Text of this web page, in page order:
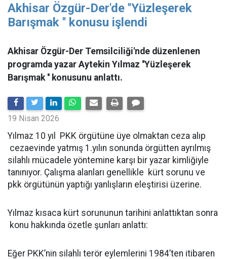
Akhisar Özgür-Der'de ''Yüzleşerek
Barışmak '' konusu işlendi
Akhisar Özgür-Der Temsilciliği'nde düzenlenen
programda yazar Aytekin Yılmaz ''Yüzleşerek
Barışmak '' konusunu anlattı.
19 Nisan 2026
Yılmaz 10 yıl PKK örgütüne üye olmaktan ceza alıp
cezaevinde yatmış 1.yılın sonunda örgütten ayrılmış
silahlı mücadele yöntemine karşı bir yazar kimliğiyle
tanınıyor. Çalışma alanları genellikle kürt sorunu ve
pkk örgütünün yaptığı yanlışların eleştirisi üzerine.
Yılmaz kısaca kürt sorununun tarihini anlattıktan sonra
konu hakkında özetle şunları anlattı:
Eğer PKK’nin silahlı terör eylemlerini 1984’ten itibaren